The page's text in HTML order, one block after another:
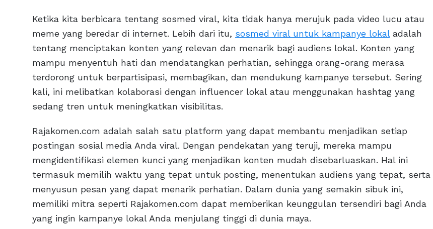
Ketika kita berbicara tentang sosmed viral, kita tidak hanya merujuk pada video lucu atau
meme yang beredar di internet. Lebih dari itu, sosmed viral untuk kampanye lokaladalah
tentang menciptakan konten yang relevan dan menarik bagi audiens lokal. Konten yang
mampu menyentuh hati dan mendatangkan perhatian, sehingga orang-orang merasa
terdorong untuk berpartisipasi, membagikan, dan mendukung kampanye tersebut. Sering
kali, ini melibatkan kolaborasi dengan influencer lokal atau menggunakan hashtag yang
sedang tren untuk meningkatkan visibilitas.
Rajakomen.com adalah salah satu platform yang dapat membantu menjadikan setiap
postingan sosial media Anda viral. Dengan pendekatan yang teruji, mereka mampu
mengidentifikasi elemen kunci yang menjadikan konten mudah disebarluaskan. Hal ini
termasuk memilih waktu yang tepat untuk posting, menentukan audiens yang tepat, serta
menyusun pesan yang dapat menarik perhatian. Dalam dunia yang semakin sibuk ini,
memiliki mitra seperti Rajakomen.com dapat memberikan keunggulan tersendiri bagi Anda
yang ingin kampanye lokal Anda menjulang tinggi di dunia maya.